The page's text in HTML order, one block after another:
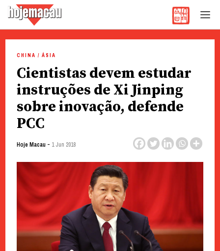
content
CHINA / ÁSIA
Cientistas devem estudar
instruções de Xi Jinping
sobre inovação, defende
PCC
Hoje Macau - 1 Jun 2018